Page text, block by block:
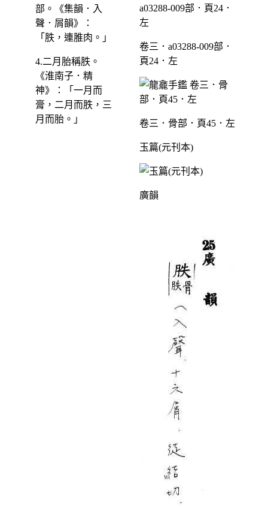
部。《集韻．入
聲．屑韻》：
「胅，連脽肉。」
4.二月胎稱胅。
《淮南子．精
神》：「一月而
膏，二月而胅，三
月而胎。」
卷三．a03288-009部．
頁24．左
卷三．骨部．頁45．左
玉篇(元刊本)
廣韻